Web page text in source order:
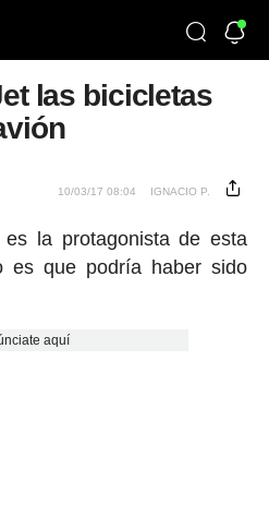
las bicicletas
10/03/17 08:04 IGNACIO P.
la protagonista de esta
es que podría haber sido
aquí